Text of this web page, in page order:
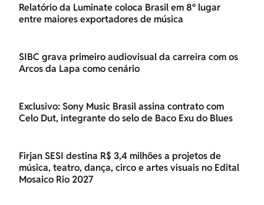
Relatório da Luminate coloca Brasil em 8º lugar
entre maiores exportadores de música
SIBC grava primeiro audiovisual da carreira com os
Arcos da Lapa como cenário
Exclusivo: Sony Music Brasil assina contrato com
Celo Dut, integrante do selo de Baco Exu do Blues
Firjan SESI destina R$ 3,4 milhões a projetos de
música, teatro, dança, circo e artes visuais no Edital
Mosaico Rio 2027